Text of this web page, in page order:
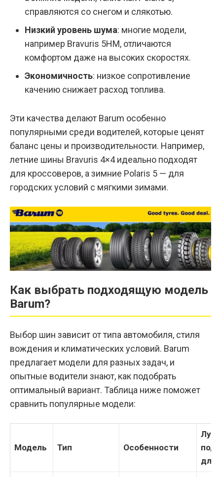
справляются со снегом и слякотью.
Низкий уровень шума: многие модели,
например Bravuris 5HM, отличаются
комфортом даже на высоких скоростях.
Экономичность: низкое сопротивление
качению снижает расход топлива.
Эти качества делают Barum особенно
популярными среди водителей, которые ценят
баланс цены и производительности. Например,
летние шины Bravuris 4×4 идеально подходят
для кроссоверов, а зимние Polaris 5 — для
городских условий с мягкими зимами.
Как выбрать подходящую модель
Barum?
Выбор шин зависит от типа автомобиля, стиля
вождения и климатических условий. Barum
предлагает модели для разных задач, и
опытные водители знают, как подобрать
оптимальный вариант. Таблица ниже поможет
сравнить популярные модели:
Модель Тип Особенности
для